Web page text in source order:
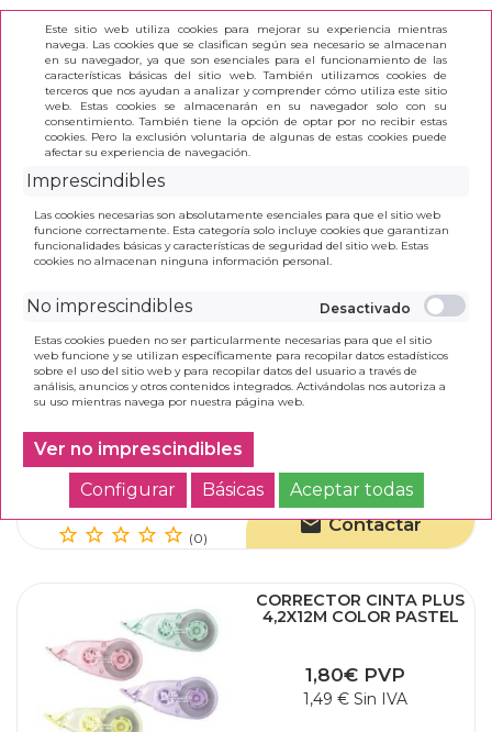
Este sitio web utiliza cookies para mejorar su experiencia mientras
navega. Las cookies que se clasifican según sea necesario se almacenan
en su navegador, ya que son esenciales para el funcionamiento de las
características básicas del sitio web. También utilizamos cookies de
terceros que nos ayudan a analizar y comprender cómo utiliza este sitio
web. Estas cookies se almacenarán en su navegador solo con su
consentimiento. También tiene la opción de optar por no recibir estas
cookies. Pero la exclusión voluntaria de algunas de estas cookies puede
afectar su experiencia de navegación.
Imprescindibles
Las cookies necesarias son absolutamente esenciales para que el sitio web
funcione correctamente. Esta categoría solo incluye cookies que garantizan
funcionalidades básicas y características de seguridad del sitio web. Estas
cookies no almacenan ninguna información personal.
No imprescindibles
Estas cookies pueden no ser particularmente necesarias para que el sitio
web funcione y se utilizan específicamente para recopilar datos estadísticos
sobre el uso del sitio web y para recopilar datos del usuario a través de
análisis, anuncios y otros contenidos integrados. Activándolas nos autoriza a
su uso mientras navega por nuestra página web.
Ver no imprescindibles
Configurar
Básicas Aceptar todas
INICIO > PAPELERÍA >
(0)
CORRECTOR CAMPUS
UNIVERSITY 5MMX5M 2
1,40€ PVP
Contactar
CORRECTOR CINTA PLUS
4,2X12M COLOR PASTEL
1,80€ PVP
1,49 € Sin IVA